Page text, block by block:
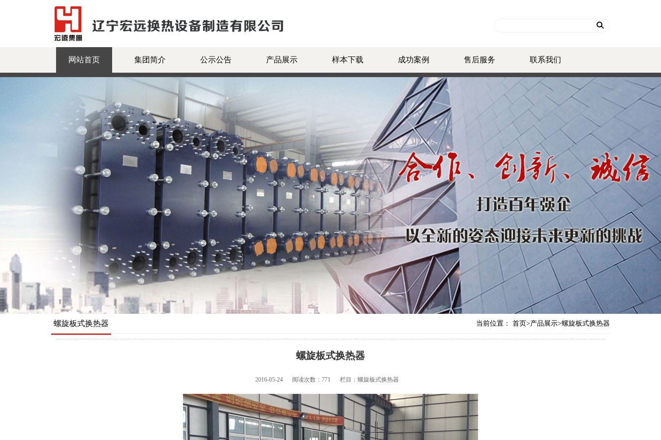
网站首页 集团简介 公示公告 产品展示 样本下载 成功案例 售后服务 联系我们
当前位置： 首页>产品展示>螺旋板式换热器
螺旋板式换热器
螺旋板式换热器
2016-05-24 阅读次数： 771 栏目：螺旋板式换热器